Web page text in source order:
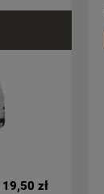
19,50 zł